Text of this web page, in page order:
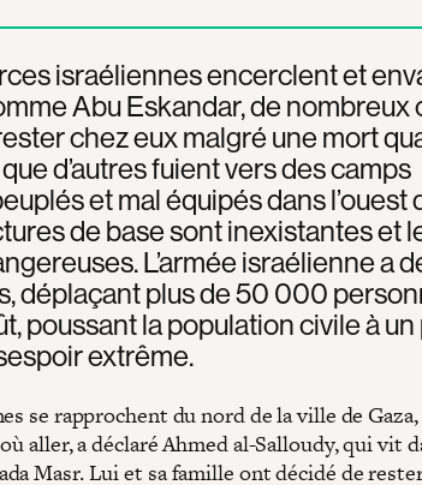
israéliennes encerclent et
Abu Eskandar, de nombreux
chez eux malgré une mort
d’autres fuient vers des camps
et mal équipés dans l’ouest
de base sont inexistantes et
L’armée israélienne a
déplaçant plus de 50 000
poussant la population civile à
extrême.
se rapprochent du nord de la ville de
aller, a déclaré Ahmed al-Salloudy, qui vit
Masr. Lui et sa famille ont décidé de